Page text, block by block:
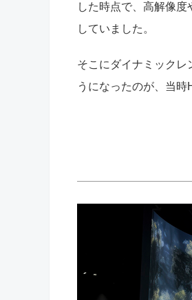
した時点で、高解像
していました。
そこにダイナミックレ
うになったのが、当時